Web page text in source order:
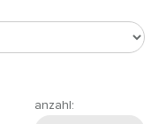
anzahl: